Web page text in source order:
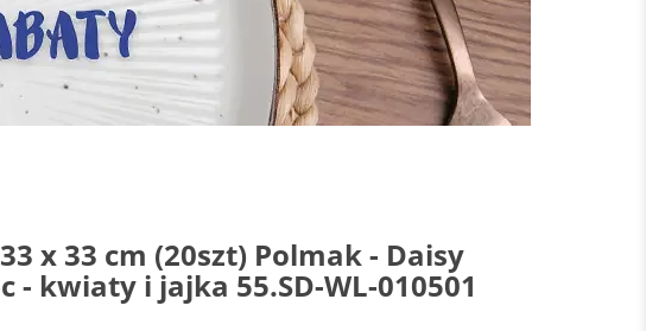
x 33 cm (20szt) Polmak - Daisy
- kwiaty i jajka 55.SD-WL-010501